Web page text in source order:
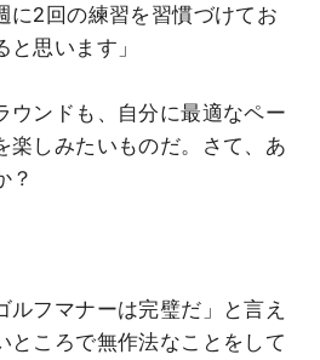
に2回の練習を習慣づけてお
思います」
ウンドも、自分に最適なペー
楽しみたいものだ。さて、あ
？
ルフマナーは完璧だ」と言え
ところで無作法なことをして